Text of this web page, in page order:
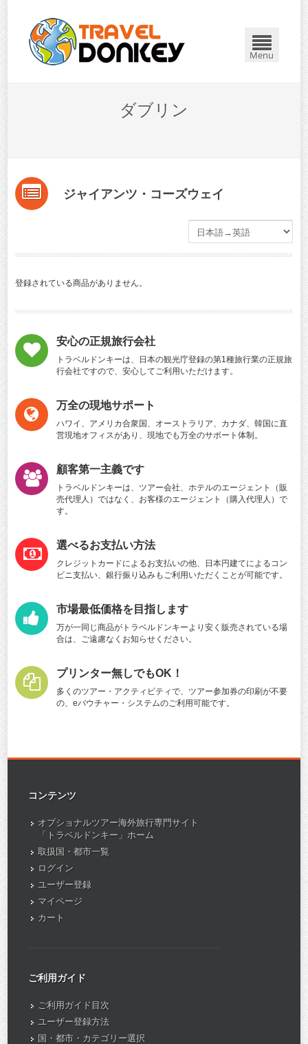
Menu
ダブリン
ジャイアンツ・コーズウェイ
登録されている商品がありません。
安心の正規旅行会社
トラベルドンキーは、日本の観光庁登録の第1種旅行業の正規旅
行会社ですので、安心してご利用いただけます。
万全の現地サポート
ハワイ、アメリカ合衆国、オーストラリア、カナダ、韓国に直
営現地オフィスがあり、現地でも万全のサポート体制。
顧客第一主義です
トラベルドンキーは、ツアー会社、ホテルのエージェント（販
売代理人）ではなく、お客様のエージェント（購入代理人）で
す。
選べるお支払い方法
クレジットカードによるお支払いの他、日本円建てによるコン
ビニ支払い、銀行振り込みもご利用いただくことが可能です。
市場最低価格を目指します
万が一同じ商品がトラベルドンキーより安く販売されている場
合は、ご遠慮なくお知らせください。
プリンター無しでもOK！
多くのツアー・アクティビティで、ツアー参加券の印刷が不要
の、eバウチャー・システムのご利用可能です。
コンテンツ
オプショナルツアー海外旅行専門サイト
「トラベルドンキー」ホーム
取扱国・都市一覧
ログイン
ユーザー登録
マイページ
カート
ご利用ガイド
ご利用ガイド目次
ユーザー登録方法
国・都市・カテゴリー選択